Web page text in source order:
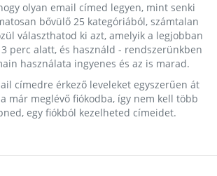
olyan email címed legyen, mint senki
bővülő 25 kategóriából, számtalan
választhatod ki azt, amelyik a legjobban
perc alatt, és használd - rendszerünkben
használata ingyenes és az is marad.
címedre érkező leveleket egyszerűen át
már meglévő fiókodba, így nem kell több
egy fiókból kezelheted címeidet.